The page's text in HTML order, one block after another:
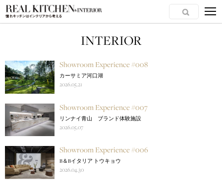
INTERIOR
Showroom Experience #008
カーサミア河口湖
2026.05.21
Showroom Experience #007
リンナイ青山 ブランド体験施設
2026.05.07
Showroom Experience #006
B＆Bイタリア トウキョウ
2026.04.30